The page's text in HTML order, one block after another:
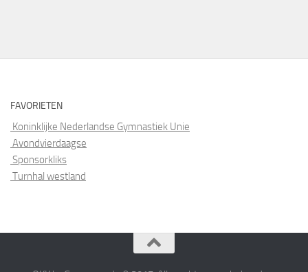
FAVORIETEN
Koninklijke Nederlandse Gymnastiek Unie
Avondvierdaagse
Sponsorkliks
Turnhal westland